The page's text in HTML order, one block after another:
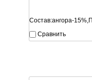
Состав:ангора-
Сравнить